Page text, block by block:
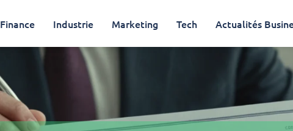
Finance Industrie Marketing Tech Actualités